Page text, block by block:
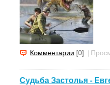
Комментарии [0] |
Судьба Застолья -